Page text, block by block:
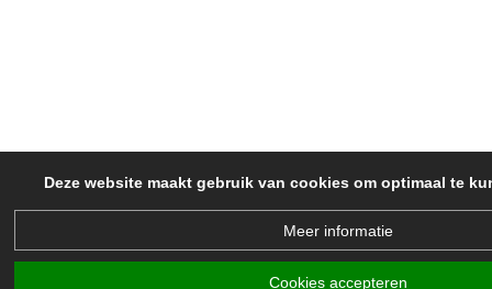
Deze website maakt gebruik van cookies om optimaal te
Meer informatie
Cookies accepteren